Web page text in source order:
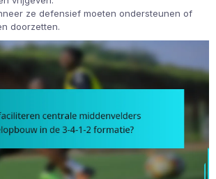
ze defensief moeten ondersteunen of
doorzetten.